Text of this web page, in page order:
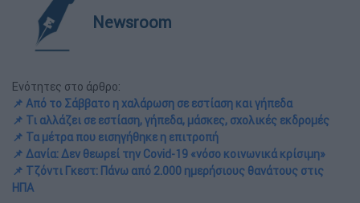
Newsroom
Ενότητες στο άρθρο:
📌 Από το Σάββατο η χαλάρωση σε εστίαση και γήπεδα
📌 Τι αλλάζει σε εστίαση, γήπεδα, μάσκες, σχολικές εκδρομές
📌 Τα μέτρα που εισηγήθηκε η επιτροπή
📌 Δανία: Δεν θεωρεί την Covid-19 «νόσο κοινωνικά κρίσιμη»
📌 Τζόντι Γκεστ: Πάνω από 2.000 ημερήσιους θανάτους στις
ΗΠΑ